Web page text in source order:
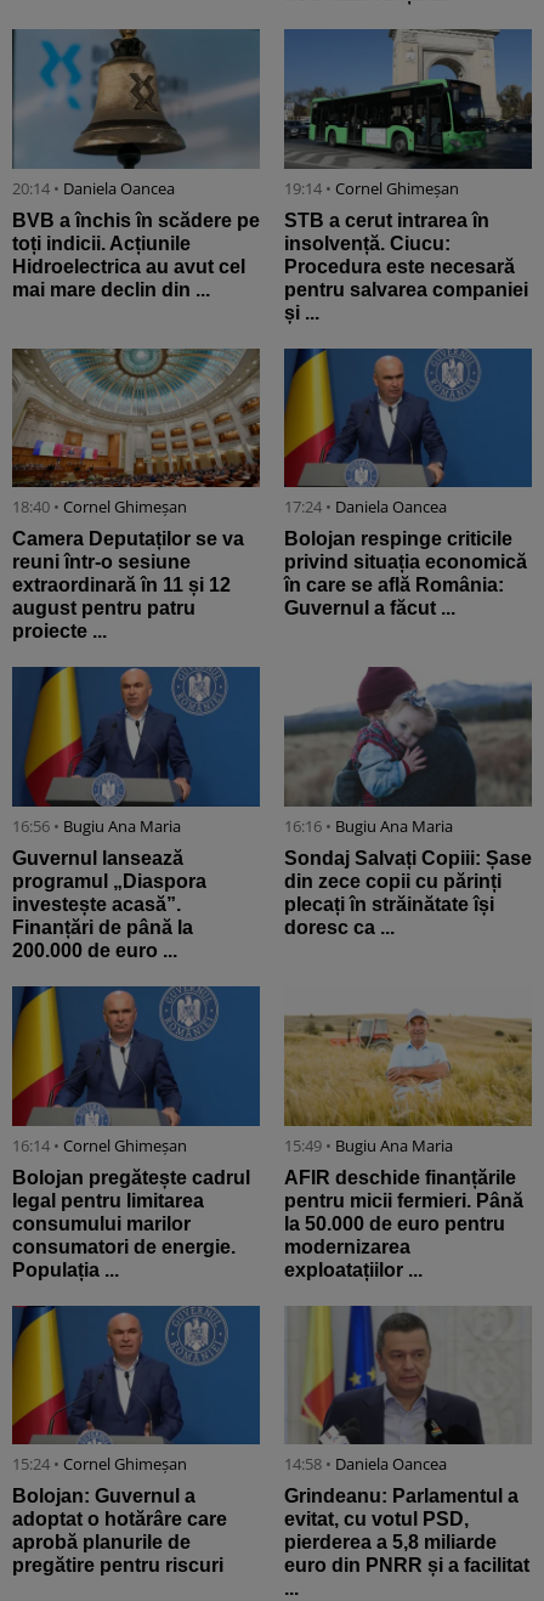
20:14 • Daniela Oancea
BVB a închis în scădere pe
toți indicii. Acțiunile
Hidroelectrica au avut cel
mai mare declin din ...
19:14 • Cornel Ghimeșan
STB a cerut intrarea în
insolvență. Ciucu:
Procedura este necesară
pentru salvarea companiei
și ...
18:40 • Cornel Ghimeșan
Camera Deputaților se va
reuni într-o sesiune
extraordinară în 11 și 12
august pentru patru
proiecte ...
17:24 • Daniela Oancea
Bolojan respinge criticile
privind situația economică
în care se află România:
Guvernul a făcut ...
16:56 • Bugiu ⁠Ana Maria
Guvernul lansează
programul „Diaspora
investește acasă”.
Finanțări de până la
200.000 de euro ...
16:16 • Bugiu ⁠Ana Maria
Sondaj Salvați Copiii: Șase
din zece copii cu părinți
plecați în străinătate își
doresc ca ...
16:14 • Cornel Ghimeșan
Bolojan pregătește cadrul
legal pentru limitarea
consumului marilor
consumatori de energie.
Populația ...
15:49 • Bugiu ⁠Ana Maria
AFIR deschide finanțările
pentru micii fermieri. Până
la 50.000 de euro pentru
modernizarea
exploatațiilor ...
15:24 • Cornel Ghimeșan
Bolojan: Guvernul a
adoptat o hotărâre care
aprobă planurile de
pregătire pentru riscuri
14:58 • Daniela Oancea
Grindeanu: Parlamentul a
evitat, cu votul PSD,
pierderea a 5,8 miliarde
euro din PNRR și a facilitat
...